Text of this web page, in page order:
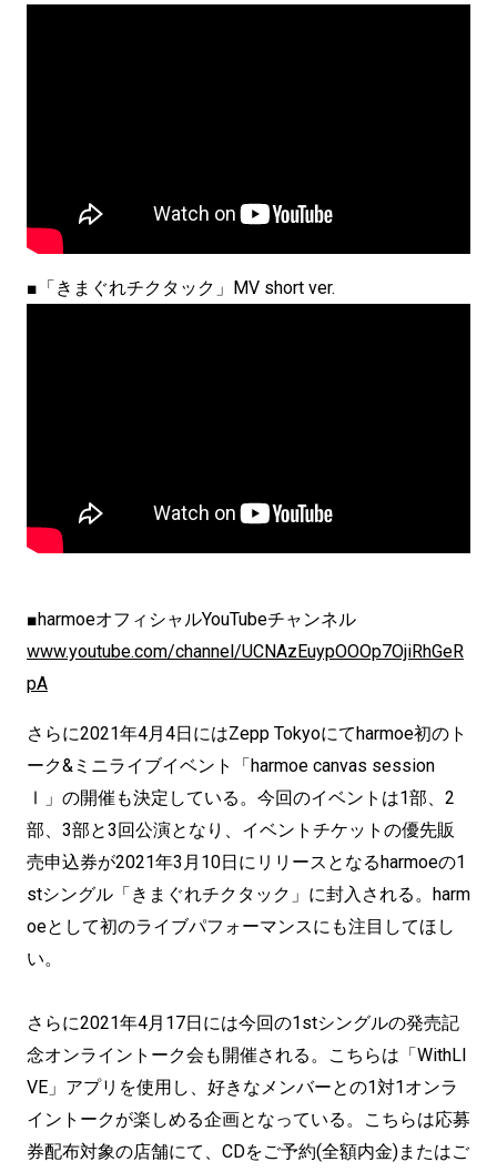
■「きまぐれチクタック」MV short ver.
■harmoeオフィシャルYouTubeチャンネル
www.youtube.com/channel/UCNAzEuypOOOp7OjiRhGeR
pA
さらに2021年4月4日にはZepp Tokyoにてharmoe初のト
ーク&ミニライブイベント「harmoe canvas session
Ⅰ」の開催も決定している。今回のイベントは1部、2
部、3部と3回公演となり、イベントチケットの優先販
売申込券が2021年3月10日にリリースとなるharmoeの1
stシングル「きまぐれチクタック」に封入される。harm
oeとして初のライブパフォーマンスにも注目してほし
い。
さらに2021年4月17日には今回の1stシングルの発売記
念オンライントーク会も開催される。こちらは「WithLI
VE」アプリを使用し、好きなメンバーとの1対1オンラ
イントークが楽しめる企画となっている。こちらは応募
券配布対象の店舗にて、CDをご予約(全額内金)またはご